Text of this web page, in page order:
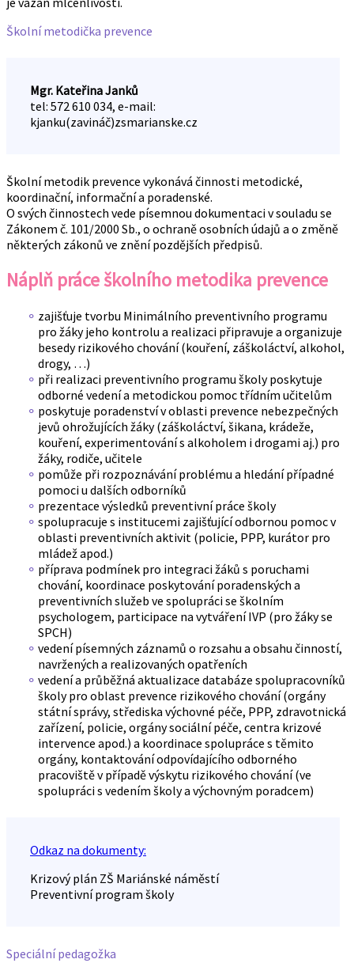
Školní metodička prevence
Mgr. Kateřina Janků
tel: 572 610 034, e-mail:
kjanku(zavináč)zsmarianske.cz
Školní metodik prevence vykonává činnosti metodické,
koordinační, informační a poradenské.
O svých činnostech vede písemnou dokumentaci v souladu se
Zákonem č. 101/2000 Sb., o ochraně osobních údajů a o změně
některých zákonů ve znění pozdějších předpisů.
Náplň práce školního metodika prevence
zajišťuje tvorbu Minimálního preventivního programu
pro žáky jeho kontrolu a realizaci připravuje a organizuje
besedy rizikového chování (kouření, záškoláctví, alkohol,
drogy, …)
při realizaci preventivního programu školy poskytuje
odborné vedení a metodickou pomoc třídním učitelům
poskytuje poradenství v oblasti prevence nebezpečných
jevů ohrožujících žáky (záškoláctví, šikana, krádeže,
kouření, experimentování s alkoholem i drogami aj.) pro
žáky, rodiče, učitele
pomůže při rozpoznávání problému a hledání případné
pomoci u dalších odborníků
prezentace výsledků preventivní práce školy
spolupracuje s institucemi zajišťující odbornou pomoc v
oblasti preventivních aktivit (policie, PPP, kurátor pro
mládež apod.)
příprava podmínek pro integraci žáků s poruchami
chování, koordinace poskytování poradenských a
preventivních služeb ve spolupráci se školním
psychologem, participace na vytváření IVP (pro žáky se
SPCH)
vedení písemných záznamů o rozsahu a obsahu činností,
navržených a realizovaných opatřeních
vedení a průběžná aktualizace databáze spolupracovníků
školy pro oblast prevence rizikového chování (orgány
státní správy, střediska výchovné péče, PPP, zdravotnická
zařízení, policie, orgány sociální péče, centra krizové
intervence apod.) a koordinace spolupráce s těmito
orgány, kontaktování odpovídajícího odborného
pracoviště v případě výskytu rizikového chování (ve
spolupráci s vedením školy a výchovným poradcem)
Odkaz na dokumenty:
Krizový plán ZŠ Mariánské náměstí
Preventivní program školy
Speciální pedagožka